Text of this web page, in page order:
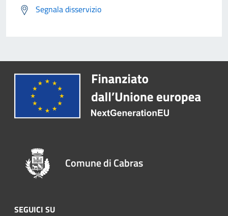
Segnala disservizio
Comune di Cabras
SEGUICI SU